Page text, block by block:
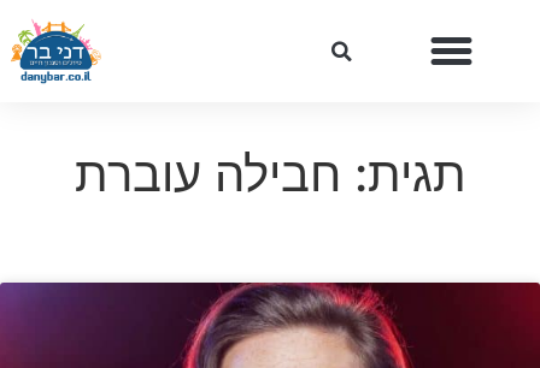
תגית: חבילה עוברת